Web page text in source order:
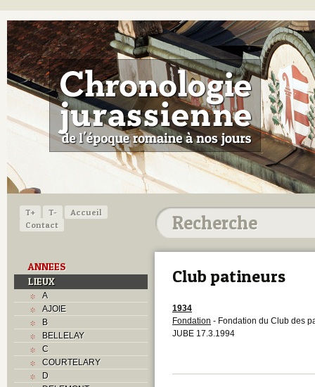
T+ T-
Accueil
Contact
ANNEES
LIEUX
A
AJOIE
B
BELLELAY
C
COURTELARY
D
Club patineurs
1934
Fondation - Fondation du Club des
JUBE 17.3.1994